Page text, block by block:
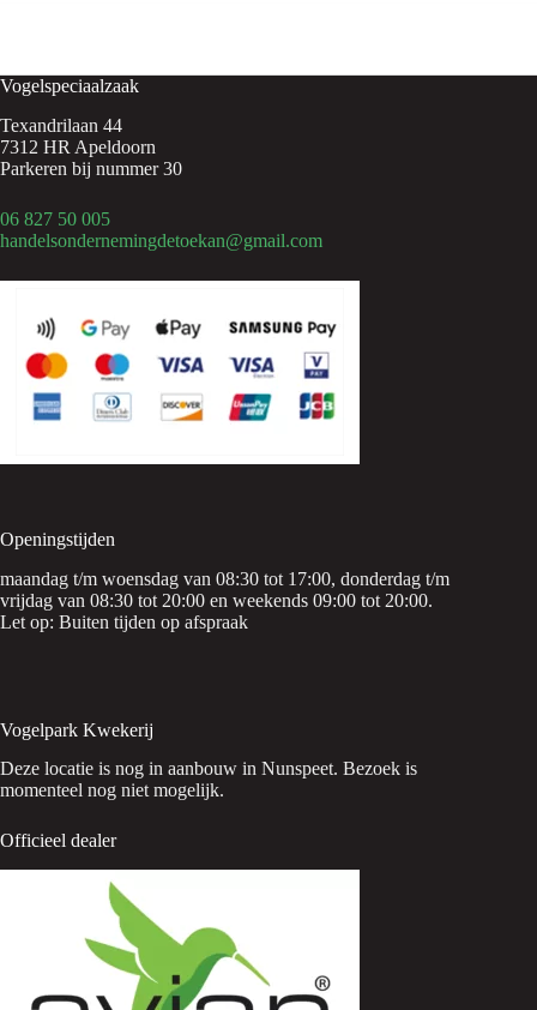
Vogelspeciaalzaak
Texandrilaan 44
7312 HR Apeldoorn
Parkeren bij nummer 30
06 827 50 005
handelsondernemingdetoekan@gmail.com
Openingstijden
maandag t/m woensdag van 08:30 tot 17:00, donderdag t/m
vrijdag van 08:30 tot 20:00 en weekends 09:00 tot 20:00.
Let op: Buiten tijden op afspraak
Vogelpark Kwekerij
Deze locatie is nog in aanbouw in Nunspeet. Bezoek is
momenteel nog niet mogelijk.
Officieel dealer